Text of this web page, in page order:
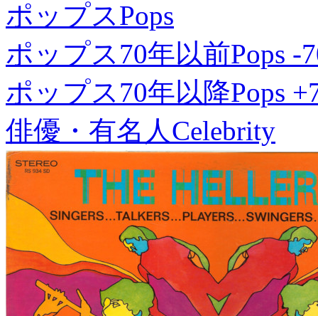
ポップスPops
ポップス70年以前Pops -
ポップス70年以降Pops
俳優・有名人Celebrity